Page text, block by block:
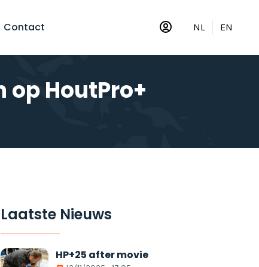
Contact NL EN
HoutPro+
Laatste Nieuws
HP+25 after movie